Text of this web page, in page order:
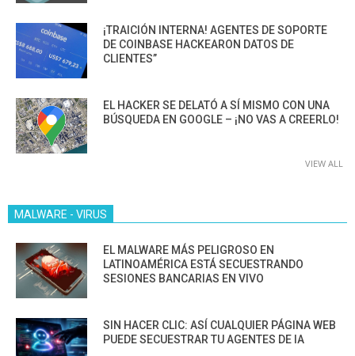
¡TRAICIÓN INTERNA! AGENTES DE SOPORTE
DE COINBASE HACKEARON DATOS DE
CLIENTES”
EL HACKER SE DELATÓ A SÍ MISMO CON UNA
BÚSQUEDA EN GOOGLE – ¡NO VAS A CREERLO!
VIEW ALL
MALWARE - VIRUS
EL MALWARE MÁS PELIGROSO EN
LATINOAMÉRICA ESTÁ SECUESTRANDO
SESIONES BANCARIAS EN VIVO
SIN HACER CLIC: ASÍ CUALQUIER PÁGINA WEB
PUEDE SECUESTRAR TU AGENTES DE IA